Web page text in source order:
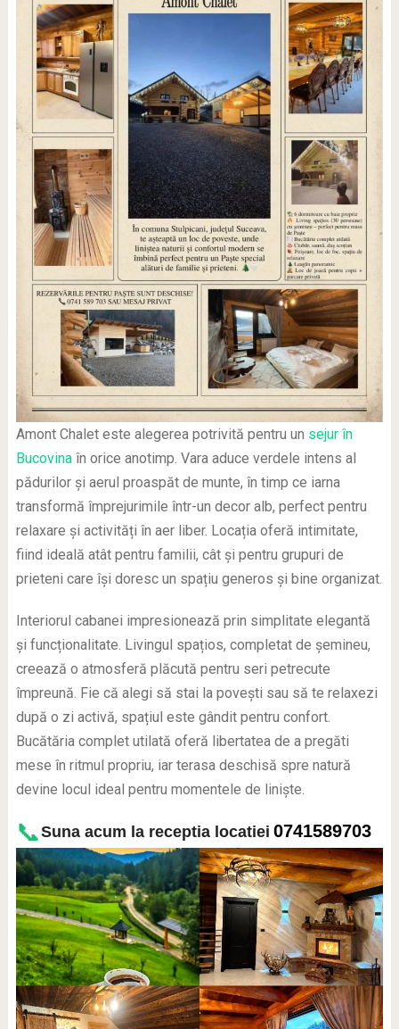
Amont Chalet este alegerea potrivită pentru un sejur în
Bucovinaîn orice anotimp. Vara aduce verdele intens al
pădurilor și aerul proaspăt de munte, în timp ce iarna
transformă împrejurimile într-un decor alb, perfect pentru
relaxare și activități în aer liber. Locația oferă intimitate,
fiind ideală atât pentru familii, cât și pentru grupuri de
prieteni care își doresc un spațiu generos și bine organizat.
Interiorul cabanei impresionează prin simplitate elegantă
și funcționalitate. Livingul spațios, completat de șemineu,
creează o atmosferă plăcută pentru seri petrecute
împreună. Fie că alegi să stai la povești sau să te relaxezi
după o zi activă, spațiul este gândit pentru confort.
Bucătăria complet utilată oferă libertatea de a pregăti
mese în ritmul propriu, iar terasa deschisă spre natură
devine locul ideal pentru momentele de liniște.
📞Suna acum la receptia locatiei 0741589703